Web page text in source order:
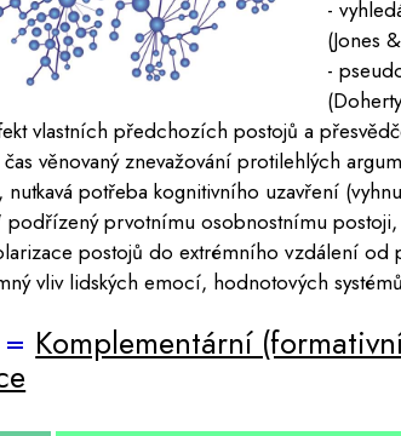
-
(Jones
-
vlastních předchozích postojů a
věnovaný znevažování protilehlých
nutkavá potřeba kognitivního uzavření
podřízený prvotnímu osobnostnímu
postojů do extrémního vzdálení od
vliv lidských emocí, hodnotových
Komplementární